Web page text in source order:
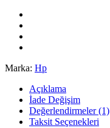
Marka: Hp
Açıklama
İade Değişim
Değerlendirmeler (1)
Taksit Seçenekleri